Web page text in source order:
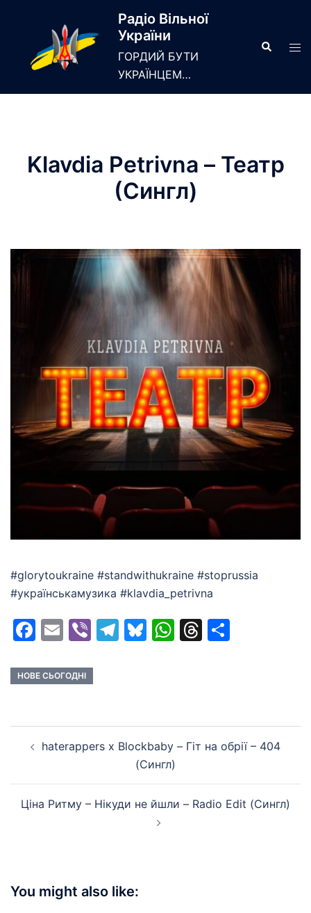
Радіо Вільної
України
ГОРДИЙ БУТИ
УКРАЇНЦЕМ…
Search
Klavdia Petrivna – Театр
(Сингл)
#glorytoukraine #standwithukraine #stoprussia
#українськамузика #klavdia_petrivna
Facebook
EmailViberTelegram
Bluesky
WhatsApp
Threads
НОВЕ СЬОГОДНІ
navigation
haterappers x Blockbaby – Гіт на обрії – 404
(Сингл)
Ціна Ритму – Нікуди не йшли – Radio Edit (Сингл)
You might also like: